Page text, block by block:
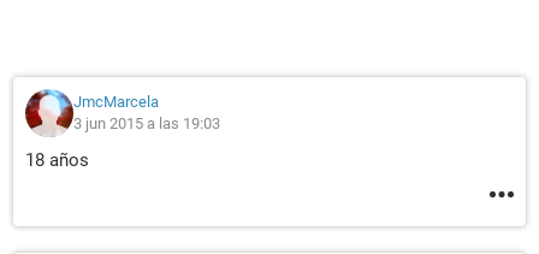
JmcMarcela
3 jun 2015 a las 19:03
18 años